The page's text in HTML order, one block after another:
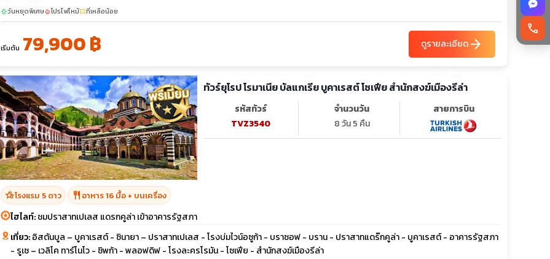
sunnyวันหยุดพิเศษlocal_fire_departmentโปรไฟไหม้confirmation_numberที่เหลือน้อย
เริ่มต้น 79,900 ฿ ดูรายละเอียดarrow_forward
ทัวร์ยุโรป โรมาเนีย บัลแกเรีย บูคาเรสต์ โซเฟีย สำนักสงฆ์เมืองรีล่า
รหัสทัวร์
TVZ3540
จำนวนวัน
8 วัน 5 คืน
สายการบิน
hotel_classโรงแรม 5 ดาว restaurant อาหาร 16 มื้อ + บนเครื่อง
ไฮไลท์:ชมปราสาทเปเลส แดรกคูล่า เข้าอาคารรัฐสภา
เที่ยว:อิสตันบูล – บูคาเรสต์ - ซินายา – ปราสาทเปเลส - โรงบ่มไวน์อซูก้า - บราซอฟ - บราน - ปราสาทแดร๊กคูล่า - บูคาเรสต์ - อาคารรัฐสภา
- รูเซ – เวลิโค ทาร์โนโว - ชิพก้า - พลอฟดิฟ - โรงละครโรมัน - โซเฟีย - สำนักสงฆ์เมืองรีล่า
call